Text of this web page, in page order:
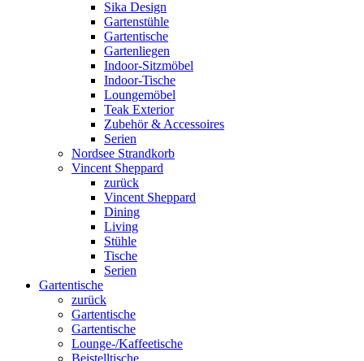
Sika Design
Gartenstühle
Gartentische
Gartenliegen
Indoor-Sitzmöbel
Indoor-Tische
Loungemöbel
Teak Exterior
Zubehör & Accessoires
Serien
Nordsee Strandkorb
Vincent Sheppard
zurück
Vincent Sheppard
Dining
Living
Stühle
Tische
Serien
Gartentische
zurück
Gartentische
Gartentische
Lounge-/Kaffeetische